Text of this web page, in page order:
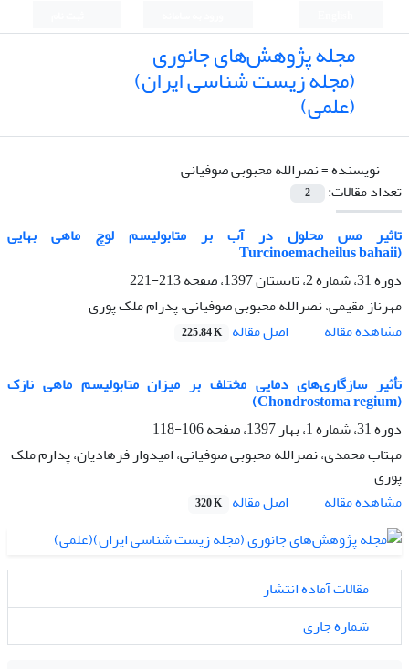
مجله پژوهش‌های جانوری
(مجله زیست شناسی ایران)
(علمی)
نویسنده =نصرالله محبوبی صوفیانی
تعداد مقالات:
2
تاثیر مس محلول در آب بر متابولیسم لوچ ماهی بهایی
(Turcinoemacheilus bahaii
دوره 31، شماره 2، تابستان 1397، صفحه
213-221
مهرناز مقیمی، نصرالله محبوبی صوفیانی، پدرام ملک پوری
مشاهده مقاله
اصل مقاله 225.84 K
تأثیر سازگاری‌های دمایی مختلف بر میزان متابولیسم ماهی نازک
(Chondrostoma regium)
دوره 31، شماره 1، بهار 1397، صفحه
106-118
مهتاب محمدی، نصرالله محبوبی صوفیانی، امیدوار فرهادیان، پدارم ملک
پوری
مشاهده مقاله
اصل مقاله 320 K
مقالات آماده انتشار
شماره جاری